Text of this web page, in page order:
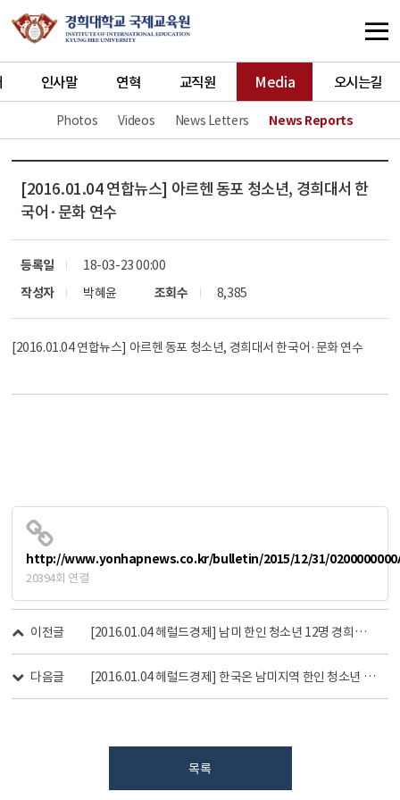
인사말 연혁 교직원 Media
Photos Videos News Letters News Reports
오시는길
[2016.01.04 연합뉴스] 아르헨 동포 청소년, 경희대서 한
국어·문화 연수
등록일
18-03-23 00:00
작성자
박혜윤 조회수 8,385
[2016.01.04 연합뉴스] 아르헨 동포 청소년, 경희대서 한국어·문화 연수
http://www.yonhapnews.co.kr/bulletin/2015/12/31/
20394회 연결
이전글 [2016.01.04 헤럴드경제] 남미 한인 청소년 12명 경희대서 한국 배운다
다음글 [2016.01.04 헤럴드경제] 한국온 남미지역 한인 청소년 12명“모국어·문화체험 신나요”
목록